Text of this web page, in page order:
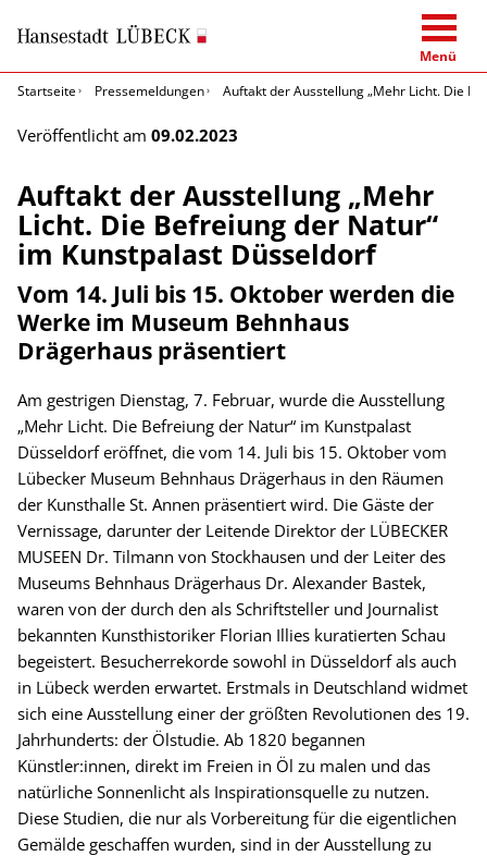
Menü
Startseite
Pressemeldungen Auftakt der Ausstellung „Mehr Licht. Die
Veröffentlicht am 09.02.2023
Auftakt der Ausstellung „Mehr
Licht. Die Befreiung der Natur“
im Kunstpalast Düsseldorf
Vom 14. Juli bis 15. Oktober werden die
Werke im Museum Behnhaus
Drägerhaus präsentiert
Am gestrigen Dienstag, 7. Februar, wurde die Ausstellung
„Mehr Licht. Die Befreiung der Natur“ im Kunstpalast
Düsseldorf eröffnet, die vom 14. Juli bis 15. Oktober vom
Lübecker Museum Behnhaus Drägerhaus in den Räumen
der Kunsthalle St. Annen präsentiert wird. Die Gäste der
Vernissage, darunter der Leitende Direktor der LÜBECKER
MUSEEN Dr. Tilmann von Stockhausen und der Leiter des
Museums Behnhaus Drägerhaus Dr. Alexander Bastek,
waren von der durch den als Schriftsteller und Journalist
bekannten Kunsthistoriker Florian Illies kuratierten Schau
begeistert. Besucherrekorde sowohl in Düsseldorf als auch
in Lübeck werden erwartet. Erstmals in Deutschland widmet
sich eine Ausstellung einer der größten Revolutionen des 19.
Jahrhunderts: der Ölstudie. Ab 1820 begannen
Künstler:innen, direkt im Freien in Öl zu malen und das
natürliche Sonnenlicht als Inspirationsquelle zu nutzen.
Diese Studien, die nur als Vorbereitung für die eigentlichen
Gemälde geschaffen wurden, sind in der Ausstellung zu